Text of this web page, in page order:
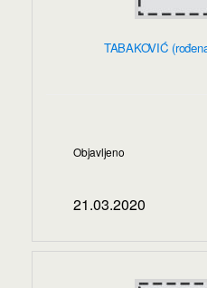
TABAKOVIĆ
Objavljeno
21.03.2020